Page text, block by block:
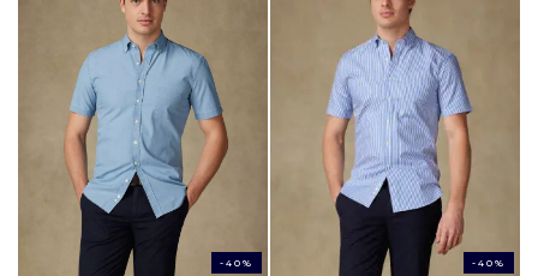
-40% -40%